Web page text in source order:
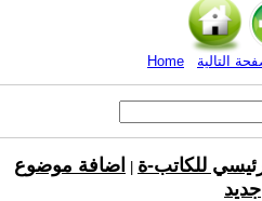
Home التالية
للكاتب-ة
اضافة موضوع
جديد